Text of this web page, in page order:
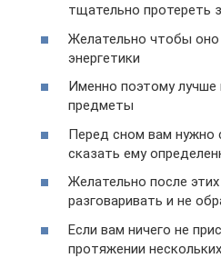
тщательно протереть
Желательно чтобы оно
энергетики
Именно поэтому
предметы
Перед сном вам нужно
сказать ему
Желательно после
разговаривать и не
Если вам ничего не
протяжении